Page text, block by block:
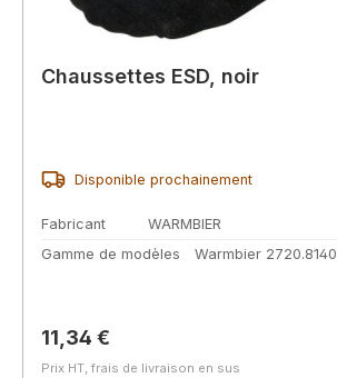
Chaussettes ESD, noir
Disponible prochainement
Fabricant
WARMBIER
Gamme de modèles
Warmbier 2720.8140
Prix régulier :
11,34 €
Prix HT, frais de livraison en sus